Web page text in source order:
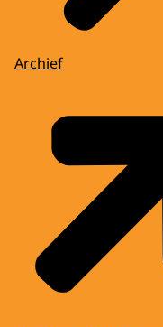
Archief